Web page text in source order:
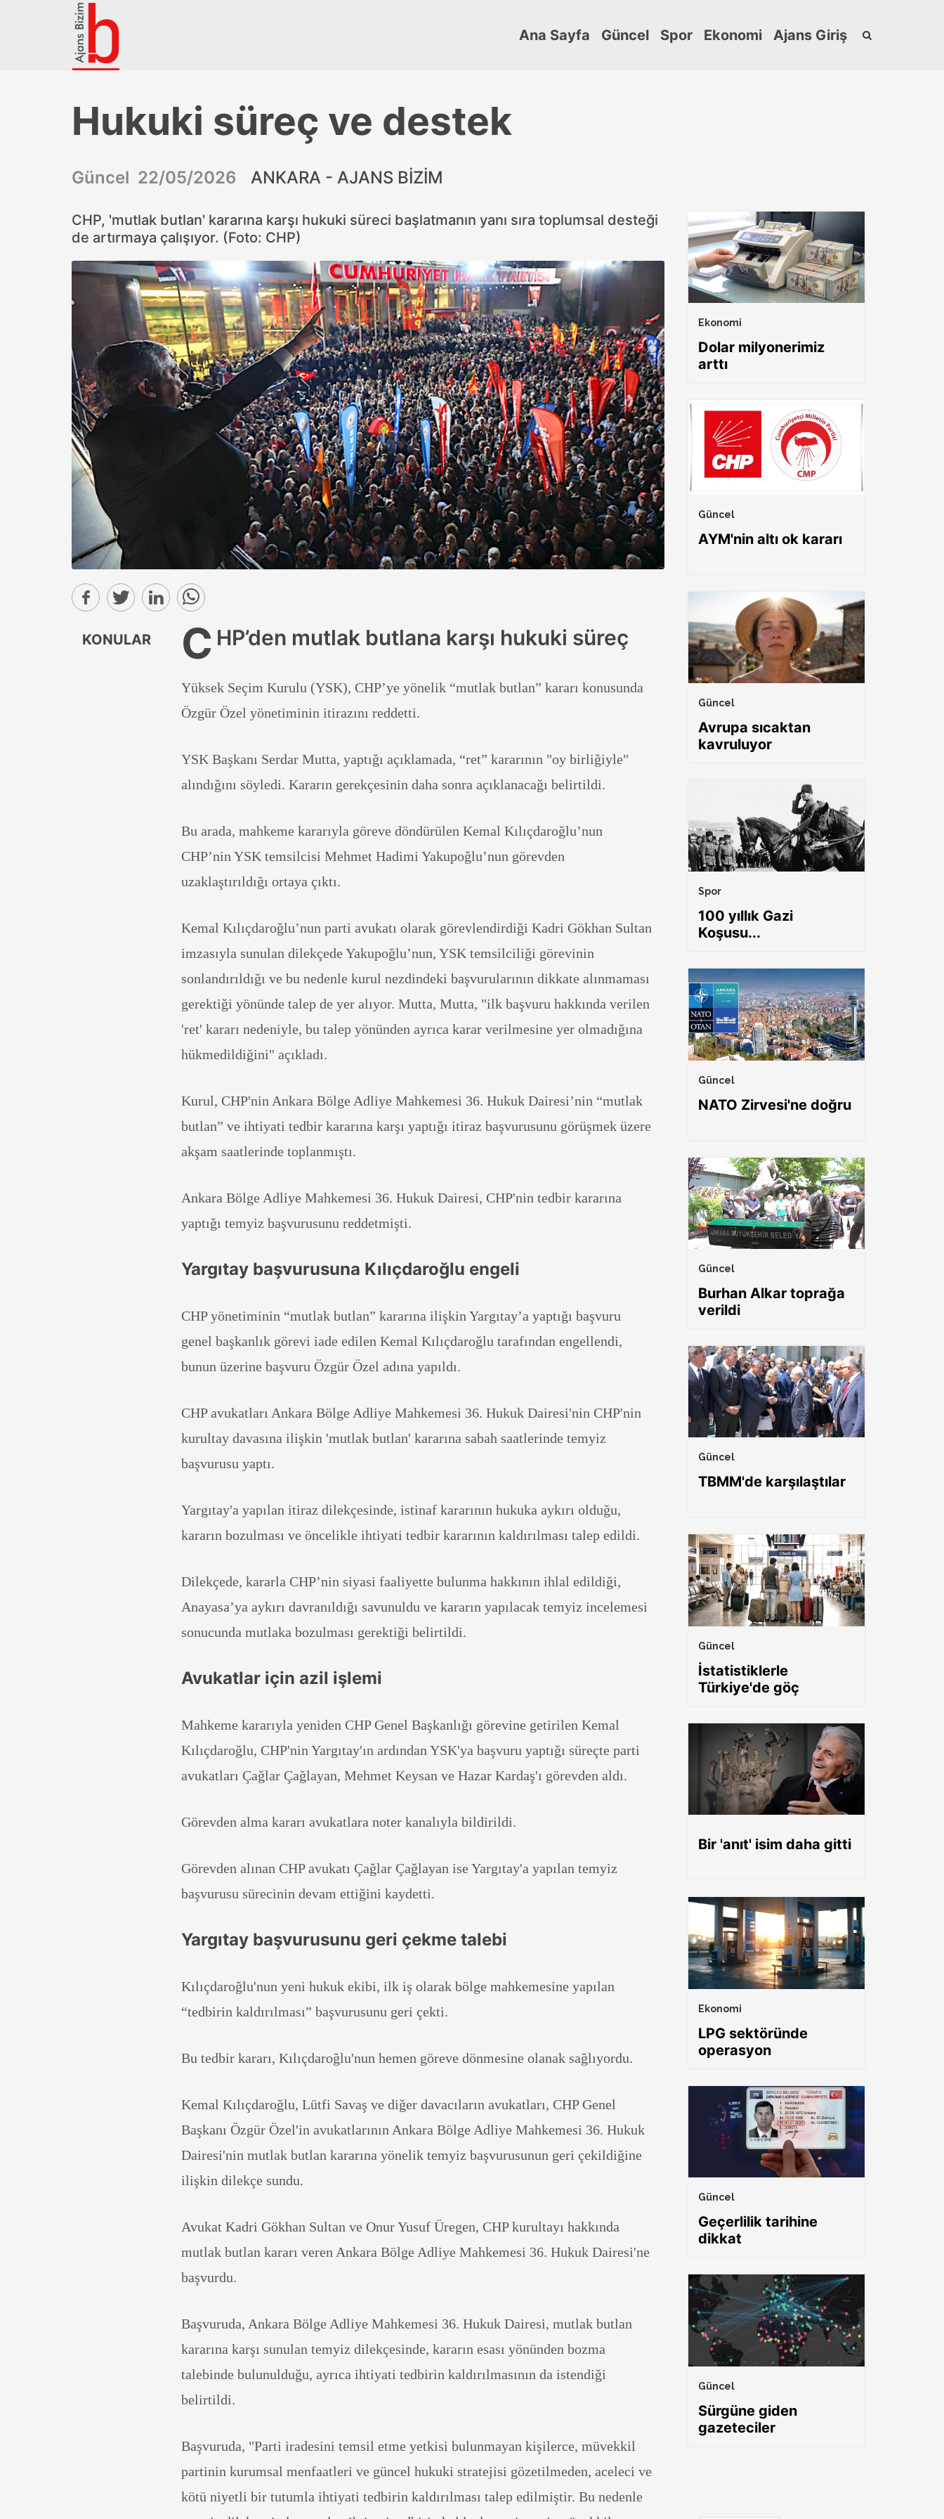
Ana Sayfa Güncel Spor Ekonomi Ajans Giriş
Hukuki süreç ve destek
Güncel 22/05/2026 ANKARA - AJANS BİZİM
CHP, 'mutlak butlan' kararına karşı hukuki süreci başlatmanın yanı sıra toplumsal desteği
de artırmaya çalışıyor. (Foto: CHP)
KONULAR C HP’den mutlak butlana karşı hukuki süreç
Yüksek Seçim Kurulu (YSK), CHP’ye yönelik “mutlak butlan” kararı konusunda
Özgür Özel yönetiminin itirazını reddetti.
YSK Başkanı Serdar Mutta, yaptığı açıklamada, “ret” kararının "oy birliğiyle"
alındığını söyledi. Kararın gerekçesinin daha sonra açıklanacağı belirtildi.
Bu arada, mahkeme kararıyla göreve döndürülen Kemal Kılıçdaroğlu’nun
CHP’nin YSK temsilcisi Mehmet Hadimi Yakupoğlu’nun görevden
uzaklaştırıldığı ortaya çıktı.
Kemal Kılıçdaroğlu’nun parti avukatı olarak görevlendirdiği Kadri Gökhan Sultan
imzasıyla sunulan dilekçede Yakupoğlu’nun, YSK temsilciliği görevinin
sonlandırıldığı ve bu nedenle kurul nezdindeki başvurularının dikkate alınmaması
gerektiği yönünde talep de yer alıyor. Mutta, Mutta, "ilk başvuru hakkında verilen
'ret' kararı nedeniyle, bu talep yönünden ayrıca karar verilmesine yer olmadığına
hükmedildiğini" açıkladı.
Kurul, CHP'nin Ankara Bölge Adliye Mahkemesi 36. Hukuk Dairesi’nin “mutlak
butlan” ve ihtiyati tedbir kararına karşı yaptığı itiraz başvurusunu görüşmek üzere
akşam saatlerinde toplanmıştı.
Ankara Bölge Adliye Mahkemesi 36. Hukuk Dairesi, CHP'nin tedbir kararına
yaptığı temyiz başvurusunu reddetmişti.
Yargıtay başvurusuna Kılıçdaroğlu engeli
CHP yönetiminin “mutlak butlan” kararına ilişkin Yargıtay’a yaptığı başvuru
genel başkanlık görevi iade edilen Kemal Kılıçdaroğlu tarafından engellendi,
bunun üzerine başvuru Özgür Özel adına yapıldı.
CHP avukatları Ankara Bölge Adliye Mahkemesi 36. Hukuk Dairesi'nin CHP'nin
kurultay davasına ilişkin 'mutlak butlan' kararına sabah saatlerinde temyiz
başvurusu yaptı.
Yargıtay'a yapılan itiraz dilekçesinde, istinaf kararının hukuka aykırı olduğu,
kararın bozulması ve öncelikle ihtiyati tedbir kararının kaldırılması talep edildi.
Dilekçede, kararla CHP’nin siyasi faaliyette bulunma hakkının ihlal edildiği,
Anayasa’ya aykırı davranıldığı savunuldu ve kararın yapılacak temyiz incelemesi
sonucunda mutlaka bozulması gerektiği belirtildi.
Avukatlar için azil işlemi
Mahkeme kararıyla yeniden CHP Genel Başkanlığı görevine getirilen Kemal
Kılıçdaroğlu, CHP'nin Yargıtay'ın ardından YSK'ya başvuru yaptığı süreçte parti
avukatları Çağlar Çağlayan, Mehmet Keysan ve Hazar Kardaş'ı görevden aldı.
Görevden alma kararı avukatlara noter kanalıyla bildirildi.
Görevden alınan CHP avukatı Çağlar Çağlayan ise Yargıtay'a yapılan temyiz
başvurusu sürecinin devam ettiğini kaydetti.
Yargıtay başvurusunu geri çekme talebi
Kılıçdaroğlu'nun yeni hukuk ekibi, ilk iş olarak bölge mahkemesine yapılan
“tedbirin kaldırılması” başvurusunu geri çekti.
Bu tedbir kararı, Kılıçdaroğlu'nun hemen göreve dönmesine olanak sağlıyordu.
Kemal Kılıçdaroğlu, Lütfi Savaş ve diğer davacıların avukatları, CHP Genel
Başkanı Özgür Özel'in avukatlarının Ankara Bölge Adliye Mahkemesi 36. Hukuk
Dairesi'nin mutlak butlan kararına yönelik temyiz başvurusunun geri çekildiğine
ilişkin dilekçe sundu.
Avukat Kadri Gökhan Sultan ve Onur Yusuf Üregen, CHP kurultayı hakkında
mutlak butlan kararı veren Ankara Bölge Adliye Mahkemesi 36. Hukuk Dairesi'ne
başvurdu.
Başvuruda, Ankara Bölge Adliye Mahkemesi 36. Hukuk Dairesi, mutlak butlan
kararına karşı sunulan temyiz dilekçesinde, kararın esası yönünden bozma
talebinde bulunulduğu, ayrıca ihtiyati tedbirin kaldırılmasının da istendiği
belirtildi.
Başvuruda, "Parti iradesini temsil etme yetkisi bulunmayan kişilerce, müvekkil
partinin kurumsal menfaatleri ve güncel hukuki stratejisi gözetilmeden, aceleci ve
kötü niyetli bir tutumla ihtiyati tedbirin kaldırılması talep edilmiştir. Bu nedenle
Ekonomi
Dolar milyonerimiz
arttı
Güncel
AYM'nin altı ok kararı
Güncel
Avrupa sıcaktan
kavruluyor
Spor
100 yıllık Gazi
Koşusu...
Güncel
NATO Zirvesi'ne doğru
Güncel
Burhan Alkar toprağa
verildi
Güncel
TBMM'de karşılaştılar
Güncel
İstatistiklerle
Türkiye'de göç
Bir 'anıt' isim daha gitti
Ekonomi
LPG sektöründe
operasyon
Güncel
Geçerlilik tarihine
dikkat
Güncel
Sürgüne giden
gazeteciler